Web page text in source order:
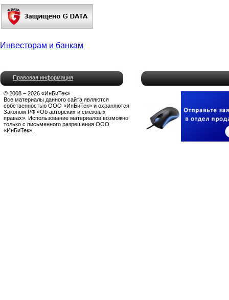
Инвесторам и банкам
Правовая информация
© 2008 – 2026 «ИнБиТек»
Все материалы данного сайта являются
собственностью ООО «ИнБиТек» и охраняются
Законом РФ «Об авторских и смежных
правах». Использование материалов возможно
только с письменного разрешения ООО
«ИнБиТек».